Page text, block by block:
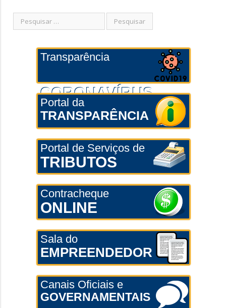
Transparência
CORONAVÍRUS
Portal da
TRANSPARÊNCIA
Portal de Serviços de
TRIBUTOS
Contracheque
ONLINE
Sala do
EMPREENDEDOR
Canais Oficiais e
GOVERNAMENTAIS